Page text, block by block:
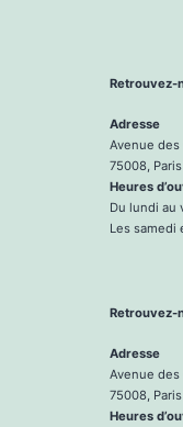
Retrouvez-
Adresse
Avenue
75008, Paris
Heures
Du lundi au
Les samedi
Retrouvez-
Adresse
Avenue
75008, Paris
Heures